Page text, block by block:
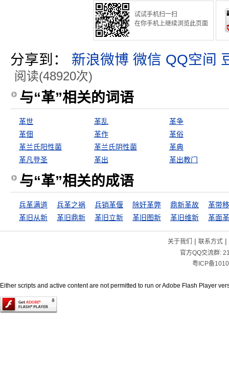
试试手机扫一扫
在你手机上继续浏览此页面
分享到： 新浪微博 微信 QQ空间
阅读(48920次)
与“革”相关的词语
革世 革乱
革争
革佃
革作
革俗
革兰氏阳性菌
革兰氏阴性菌
革典
革凡登圣
革出 革出教门
与“革”相关的成语
兵革满道 兵革之祸 兵销革偃 除奸革弊 鼎新革故
革带
革旧从新
革旧鼎新 革旧立新 革旧图新 革旧维新 革面
关于我们 | 联系方式|
官方QQ交流群:
粤ICP备
Either scripts and active content are not permitted to run or Adobe Flash Player